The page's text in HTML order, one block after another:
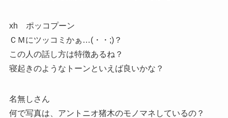
xh ポッコプーン
ＣＭにツッコミかぁ…(・・;)？
この人の話し方は特徴あるね？
寝起きのようなトーンといえば良いかな？
名無しさん
何で写真は、アントニオ猪木のモノマネしているの？